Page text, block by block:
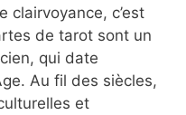
clairvoyance, c’est
de tarot sont un
qui date
Au fil des siècles,
et